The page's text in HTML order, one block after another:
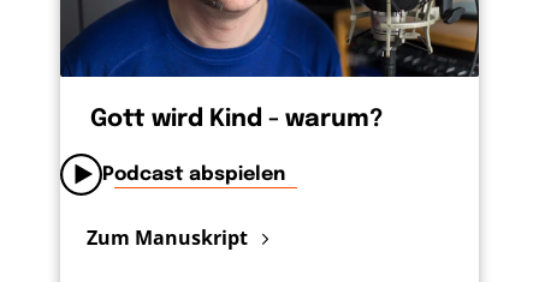
Gott wird Kind - warum?
Podcast abspielen
Zum Manuskript